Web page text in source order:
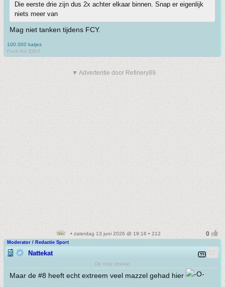
Die eerste drie zijn dus 2x achter elkaar binnen. Snap er eigenlijk
niets meer van
Mag niet tanken tijdens FCY.
100.000 katjes
Fuck the EBU!
▼ Advertentie door Refinery89
• zaterdag 13 juni 2026 @ 19:16 • 212
Moderator / Redactie Sport
Nattekat
De roze zeekat
Maar de #8 heeft echt extreem veel mazzel gehad hier